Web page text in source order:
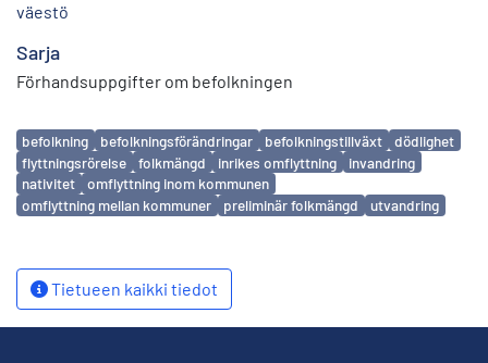
väestö
Sarja
Förhandsuppgifter om befolkningen
Avainsanat
befolkning befolkningsförändringar befolkningstillväxt
dödlighet
flyttningsrörelse
folkmängd inrikes omflyttning
invandring
nativitet
omflyttning inom kommunen
omflyttning mellan kommuner
preliminär folkmängd utvandring
Tietueen kaikki tiedot